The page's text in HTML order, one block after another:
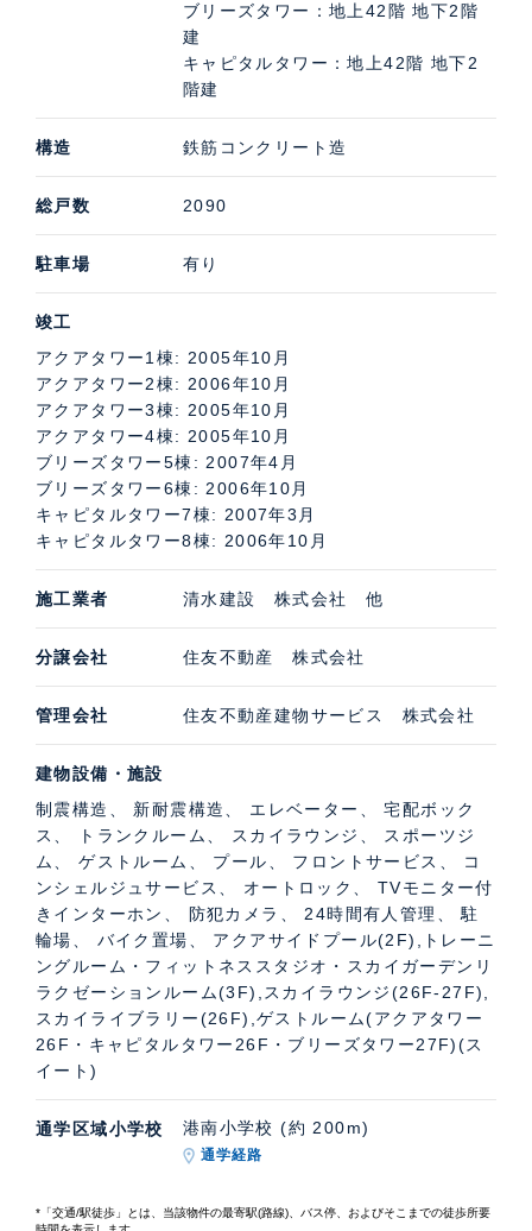
ブリーズタワー：地上42階 地下2階
建
キャピタルタワー：地上42階 地下2
階建
構造 鉄筋コンクリート造
総戸数 2090
駐車場 有り
竣工
アクアタワー1棟: 2005年10月
アクアタワー2棟: 2006年10月
アクアタワー3棟: 2005年10月
アクアタワー4棟: 2005年10月
ブリーズタワー5棟: 2007年4月
ブリーズタワー6棟: 2006年10月
キャピタルタワー7棟: 2007年3月
キャピタルタワー8棟: 2006年10月
施工業者 清水建設 株式会社 他
分譲会社 住友不動産 株式会社
管理会社 住友不動産建物サービス 株式会社
建物設備・施設
制震構造、 新耐震構造、 エレベーター、 宅配ボック
ス、 トランクルーム、 スカイラウンジ、 スポーツジ
ム、 ゲストルーム、 プール、 フロントサービス、 コ
ンシェルジュサービス、 オートロック、 TVモニター付
きインターホン、 防犯カメラ、 24時間有人管理、 駐
輪場、 バイク置場、 アクアサイドプール(2F),トレーニ
ングルーム・フィットネススタジオ・スカイガーデンリ
ラクゼーションルーム(3F),スカイラウンジ(26F-27F),
スカイライブラリー(26F),ゲストルーム(アクアタワー
26F・キャピタルタワー26F・ブリーズタワー27F)(ス
イート)
通学区域小学校 港南小学校 (約 200m)
通学経路
*「交通/駅徒歩」とは、当該物件の最寄駅(路線)、バス停、およびそこまでの徒歩所要